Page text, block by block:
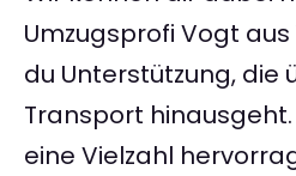
Umzugsprofi Vogt
du Unterstützung, die
Transport
eine Vielzahl